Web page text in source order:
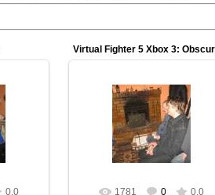
0.0
13.03.2012
ezooculteric
1781 0 0.0